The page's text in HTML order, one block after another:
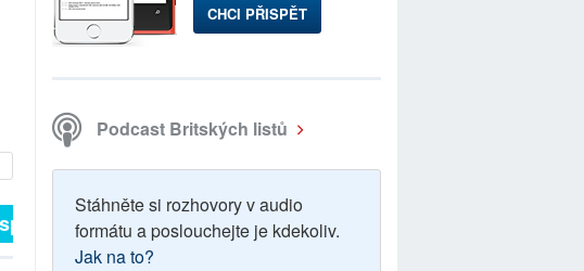
➥
CHCI PŘISPĚT
Podcast Britských listů
Stáhněte si rozhovory v audio
formátu a poslouchejte je kdekoliv.
Jak na to?